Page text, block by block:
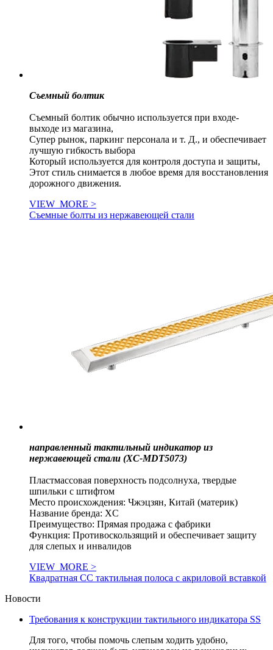
Съемный болтик
Съемный болтик обычно используется при входе-
выходе из магазина,
Супер рынок, паркинг персонала и т. Д., и обеспечивает
лучшую гибкость выбора
Который используется для контроля доступа и защиты,
Этот стиль снимается в любое время для восстановления
дорожного движения.
VIEW_MORE >
Съемные болты из нержавеющей стали
направленный тактильный индикатор из
нержавеющей стали (XC-MDT5073)
Пластмассовая поверхность подсолнуха, твердые
шпильки с штифтом
Место происхождения: Чжэцзян, Китай (материк)
Название бренда: XC
Преимущество: Прямая продажа с фабрики
Функция: Противоскользящий и обеспечивает защиту
для слепых и инвалидов
VIEW_MORE >
Квадратная СС тактильная полоса с акриловой вставкой
Новости
Требования к конструкции тактильного индикатора SS
Для того, чтобы помочь слепым ходить удобно,